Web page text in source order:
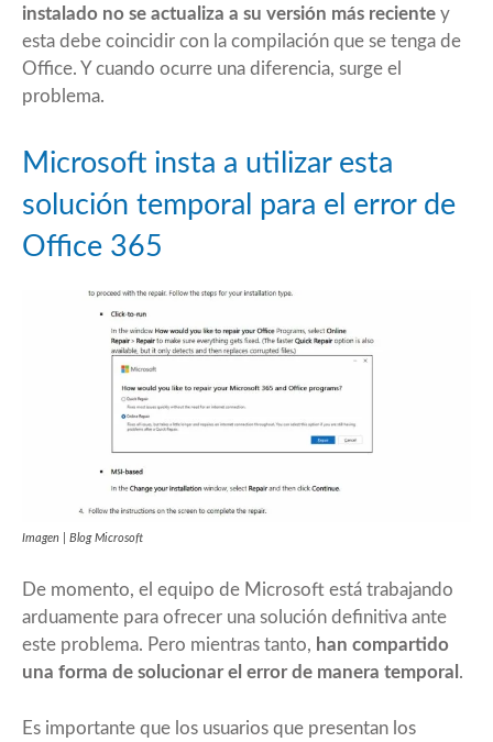
instalado no se actualiza a su versión más reciente y
esta debe coincidir con la compilación que se tenga de
Office. Y cuando ocurre una diferencia, surge el
problema.
Microsoft insta a utilizar esta
solución temporal para el error de
Office 365
Imagen | Blog Microsoft
De momento, el equipo de Microsoft está trabajando
arduamente para ofrecer una solución definitiva ante
este problema. Pero mientras tanto, han compartido
una forma de solucionar el error de manera temporal .
Es importante que los usuarios que presentan los